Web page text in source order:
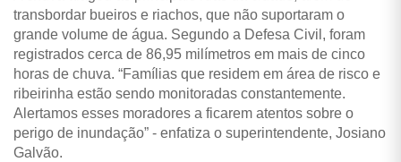
transbordar bueiros e riachos, que não suportaram o
grande volume de água. Segundo a Defesa Civil, foram
registrados cerca de 86,95 milímetros em mais de cinco
horas de chuva. “Famílias que residem em área de risco e
ribeirinha estão sendo monitoradas constantemente.
Alertamos esses moradores a ficarem atentos sobre o
perigo de inundação” - enfatiza o superintendente, Josiano
Galvão.